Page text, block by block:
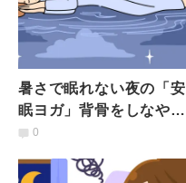
暑さで眠れない夜の「安
眠ヨガ」背骨をしなやか
に動かし交感神経と副交
0